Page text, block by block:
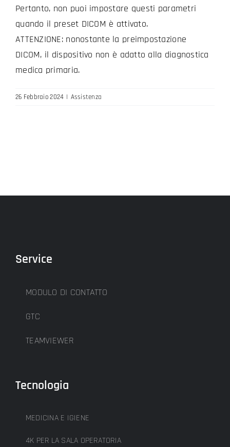
Pertanto, non puoi impostare questi parametri
quando il preset DICOM è attivato.
ATTENZIONE: nonostante la preimpostazione
DICOM, il dispositivo non è adatto alla diagnostica
medica primaria.
26 Febbraio 2024 | Assistenza
Service
MODULO DI CONTATTO
GTC
TEAMVIEWER
Tecnologia
MEDICINA E IGIENE
4K PER LA SALA OPERATORIA